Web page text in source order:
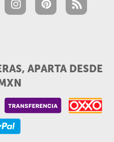
APARTA DESDE